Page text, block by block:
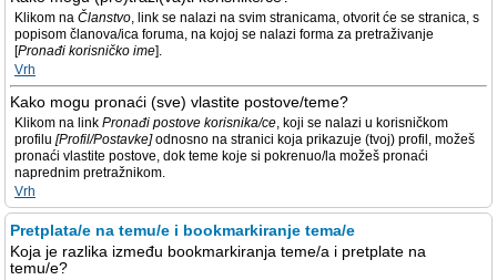
Klikom na Članstvo, link se nalazi na svim stranicama, otvorit će se stranica, s
popisom članova/ica foruma, na kojoj se nalazi forma za pretraživanje
[Pronađi korisničko ime].
Vrh
Kako mogu pronaći (sve) vlastite postove/teme?
Klikom na link Pronađi postove korisnika/ce, koji se nalazi u korisničkom
profilu [Profil/Postavke]odnosno na stranici koja prikazuje (tvoj) profil, možeš
pronaći vlastite postove, dok teme koje si pokrenuo/la možeš pronaći
naprednim pretražnikom.
Vrh
Pretplata/e na temu/e i bookmarkiranje tema/e
Koja je razlika između bookmarkiranja teme/a i pretplate na
temu/e?